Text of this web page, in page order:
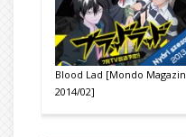
Blood Lad [Mondo Magazin
2014/02]